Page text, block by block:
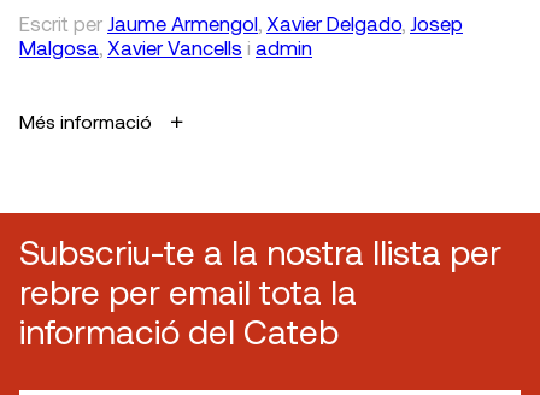
Escrit per Jaume Armengol, Xavier Delgado, Josep
Malgosa, Xavier Vancells i admin
Més informació
Subscriu-te a la nostra llista per
rebre per email tota la
informació del Cateb